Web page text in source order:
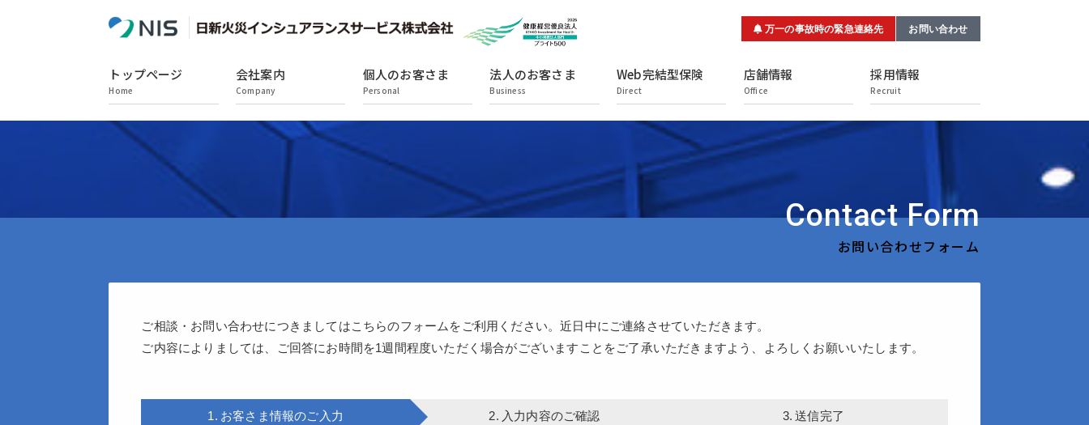
万一の事故時の緊急連絡先 お問い合わせ
トップページ
Home
会社案内
Company
個人のお客さま
Personal
法人のお客さま
Business
Web完結型保険
Direct
店舗情報
Office
採用情報
Recruit
Contact Form
お問い合わせフォーム
ご相談・お問い合わせにつきましてはこちらのフォームをご利用ください。近日中にご連絡させていただきます。
ご内容によりましては、ご回答にお時間を1週間程度いただく場合がございますことをご了承いただきますよう、よろしくお願いいたします。
1. お客さま情報のご入力 2. 入力内容のご確認 3. 送信完了